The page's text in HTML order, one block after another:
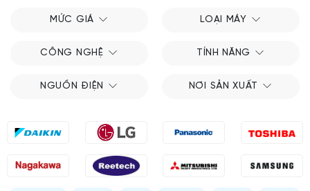
MỨC GIÁ LOẠI MÁY
CÔNG NGHỆ TÍNH NĂNG
NGUỒN ĐIỆN NƠI SẢN XUẤT